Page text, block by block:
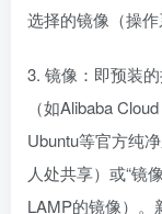
选择的镜像（操作
3. 镜像：即预装
（如Alibaba
Ubuntu等官方纯
人处共享）或“镜
LAMP的镜像）。